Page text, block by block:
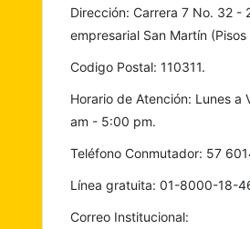
Dirección: Carrera 7 No. 32 -
empresarial San Martín
Codigo Postal: 110311.
Horario de Atención: Lunes a
am - 5:00 pm.
Teléfono Conmutador: 57
Línea gratuita: 01-8000-18-
Correo Institucional: